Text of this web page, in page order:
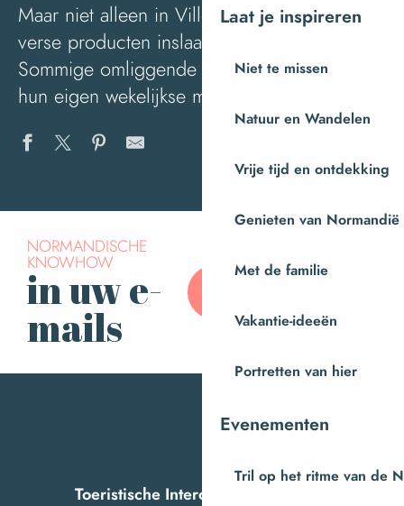
Laat je inspireren
Niet te missen
Natuur en Wandelen
Vrije tijd en ontdekking
Genieten van Normandië
Met de familie
Vakantie-ideeën
Portretten van hier
Evenementen
Tril op het ritme van de
Maar niet alleen in Villedieu-les-Poêles kun je
verse producten inslaan op de markt!
Sommige omliggende plaatsen hebben ook
hun eigen wekelijkse markt.
Le marché de Percy
Le grand marché
Le marché de Fleury
Marché de Saint-Pois
NORMANDISCHE
KNOWHOW
in uw e-
mails
Toeristische Intercom van Villedieu